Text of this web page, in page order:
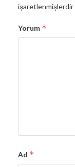
işaretlenmişlerdir
Yorum *
Ad *